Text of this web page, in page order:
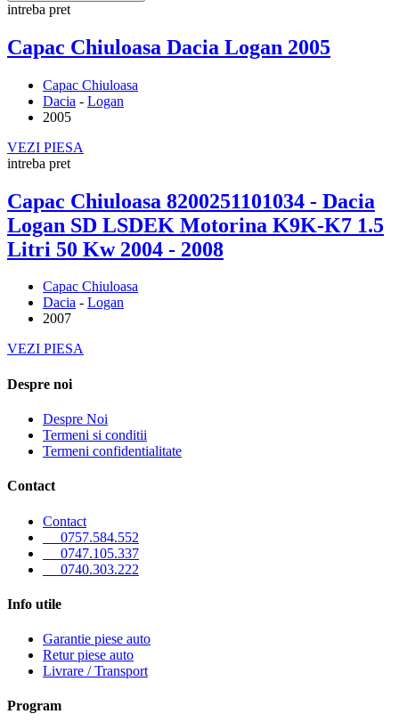
intreba pret
Capac Chiuloasa Dacia Logan 2005
Capac Chiuloasa
Dacia - Logan
2005
VEZI PIESA
intreba pret
Capac Chiuloasa 8200251101034 - Dacia
Logan SD LSDEK Motorina K9K-K7 1.5
Litri 50 Kw 2004 - 2008
Capac Chiuloasa
Dacia - Logan
2007
VEZI PIESA
Despre noi
Despre Noi
Termeni si conditii
Termeni confidentialitate
Contact
Contact
0757.584.552
0747.105.337
0740.303.222
Info utile
Garantie piese auto
Retur piese auto
Livrare / Transport
Program